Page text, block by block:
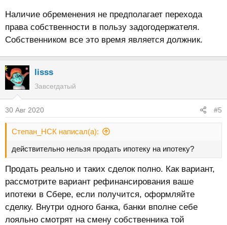
Наличие обременения не предполагает перехода
права собственности в пользу задогодержателя.
Собственником все это время является должник.
lisss
Завсегдатый
30 Авг 2020 #5
Степан_НСК написал(а):
действительно нельзя продать ипотеку на ипотеку?
Продать реально и таких сделок полно. Как вариант,
рассмотрите вариант рефинансирования ваше
ипотеки в Сбере, если получится, оформляйте
сделку. Внутри одного банка, банки вполне себе
лояльно смотрят на смену собственника той